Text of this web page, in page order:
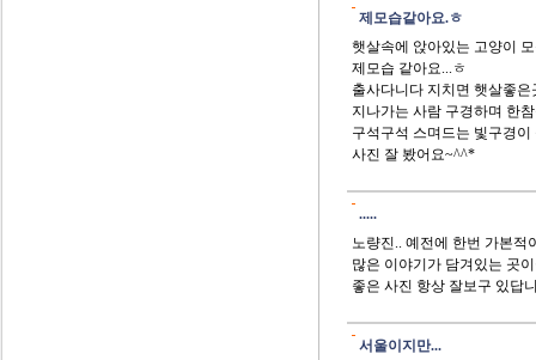
제모습같아요.ㅎ
햇살속에 앉아있는 고양이
제모습 같아요...ㅎ
출사다니다 지치면 햇살좋
지나가는 사람 구경하며 한
구석구석 스며드는 빛구경이
사진 잘 봤어요~^^*
.....
노량진.. 예전에 한번 가본적
많은 이야기가 담겨있는 곳
좋은 사진 항상 잘보구 있답
서울이지만...